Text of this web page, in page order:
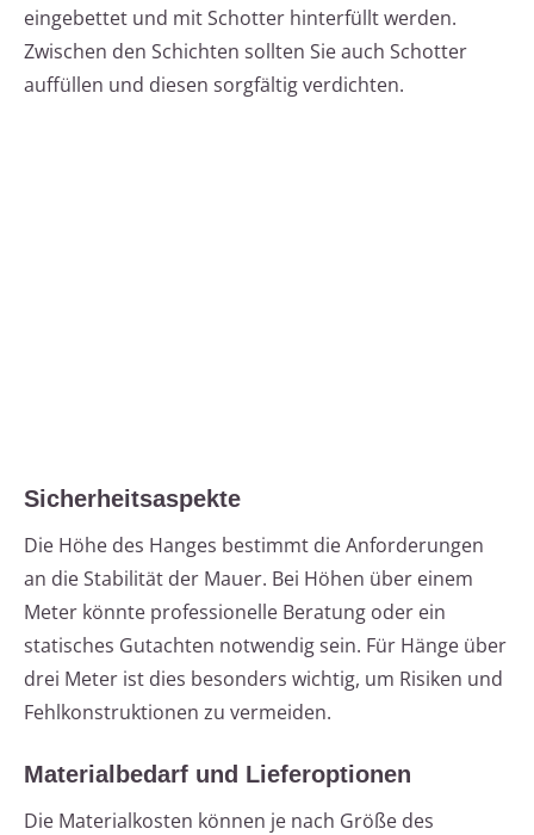
eingebettet und mit Schotter hinterfüllt werden.
Zwischen den Schichten sollten Sie auch Schotter
auffüllen und diesen sorgfältig verdichten.
Sicherheitsaspekte
Die Höhe des Hanges bestimmt die Anforderungen
an die Stabilität der Mauer. Bei Höhen über einem
Meter könnte professionelle Beratung oder ein
statisches Gutachten notwendig sein. Für Hänge über
drei Meter ist dies besonders wichtig, um Risiken und
Fehlkonstruktionen zu vermeiden.
Materialbedarf und Lieferoptionen
Die Materialkosten können je nach Größe des